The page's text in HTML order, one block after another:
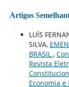
Artigos
LUÍS
SILVA,
BRASIL ,
Revista
Economia